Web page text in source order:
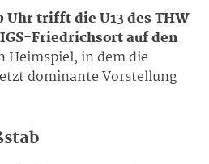
Uhr trifft die U13 desTHW
Friedrichsort auf den
Heimspiel, in dem die
dominante Vorstellung